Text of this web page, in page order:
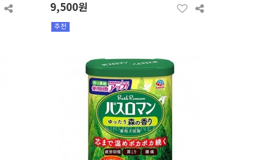
9,500원
추천